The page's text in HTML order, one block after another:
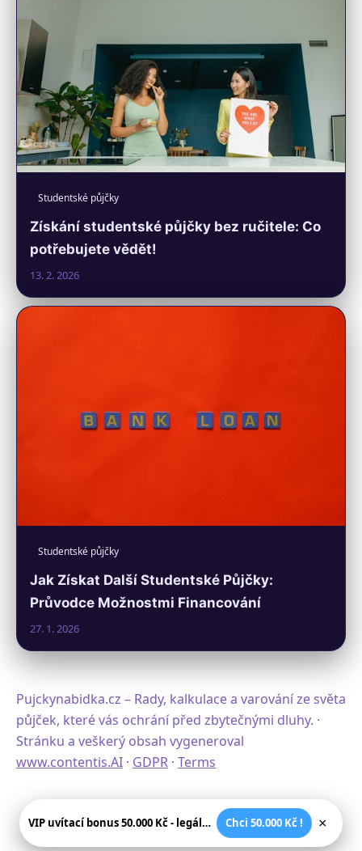
Studentské půjčky
Získání studentské půjčky bez ručitele: Co
potřebujete vědět!
13. 2. 2026
Studentské půjčky
Jak Získat Další Studentské Půjčky:
Průvodce Možnostmi Financování
27. 1. 2026
Pujckynabidka.cz – Rady, kalkulace a varování ze světa
půjček, které vás ochrání před zbytečnými dluhy. ·
Stránku a veškerý obsah vygeneroval
www.contentis.AI · GDPR · Terms
VIP uvítací bonus 50.000 Kč - legální české kasíno Chci 50.000 Kč ! ×